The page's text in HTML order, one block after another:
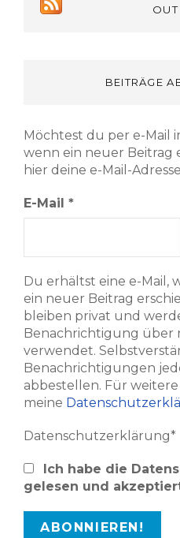
BEITRÄGE
Möchtest du per e-Mail
wenn ein neuer Beitrag
hier deine e-Mail-
E-Mail *
Du erhältst eine e-Mail,
ein neuer Beitrag
bleiben privat und
Benachrichtigung über
verwendet.
Benachrichtigungen
abbestellen. Für
meine
Datenschutzerklärung*
Ich habe die
gelesen und